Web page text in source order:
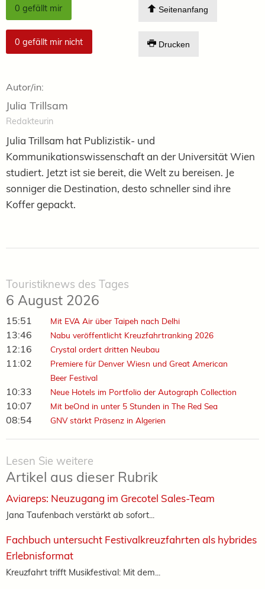
0 gefällt mir
0 gefällt mir nicht
Seitenanfang
Drucken
Autor/in:
Julia Trillsam
Redakteurin
Julia Trillsam hat Publizistik- und
Kommunikationswissenschaft an der Universität Wien
studiert. Jetzt ist sie bereit, die Welt zu bereisen. Je
sonniger die Destination, desto schneller sind ihre
Koffer gepackt.
Touristiknews des Tages
6 August 2026
15:51 Mit EVA Air über Taipeh nach Delhi
13:46 Nabu veröffentlicht Kreuzfahrtranking 2026
12:16 Crystal ordert dritten Neubau
11:02
Premiere für Denver Wiesn und Great American
Beer Festival
10:33 Neue Hotels im Portfolio der Autograph Collection
10:07 Mit beOnd in unter 5 Stunden in The Red Sea
08:54 GNV stärkt Präsenz in Algerien
Lesen Sie weitere
Artikel aus dieser Rubrik
Aviareps: Neuzugang im Grecotel Sales-Team
Jana Taufenbach verstärkt ab sofort...
Fachbuch untersucht Festivalkreuzfahrten als hybrides
Erlebnisformat
Kreuzfahrt trifft Musikfestival: Mit dem...